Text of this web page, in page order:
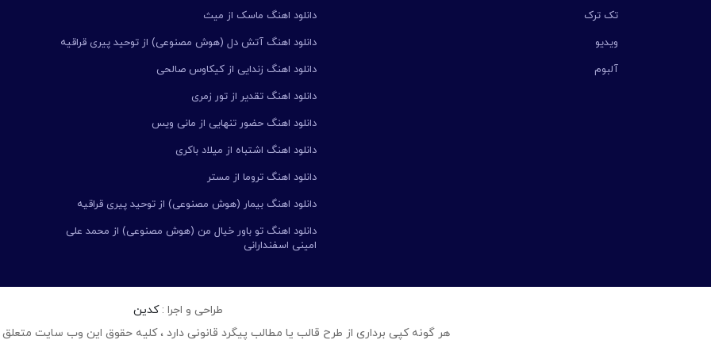
تک ترک
ویدیو
آلبوم
دانلود اهنگ ماسک از میث
دانلود اهنگ آتش دل (هوش مصنوعی) از توحید پیری قراقیه
دانلود اهنگ زندایی از کیکاوس صالحی
دانلود اهنگ تقدیر از تور زمری
دانلود اهنگ حضور تنهایی از مانی ویس
دانلود اهنگ اشتباه از میلاد باکری
دانلود اهنگ تروما از مستر
دانلود اهنگ بیمار (هوش مصنوعی) از توحید پیری قراقیه
دانلود اهنگ تو باور خیال من (هوش مصنوعی) از محمد علی
امینی اسفندارانی
طراحی و اجرا :کدین
هر گونه کپی برداری از طرح قالب یا مطالب پیگرد قانونی دارد ، کلیه حقوق این وب سایت